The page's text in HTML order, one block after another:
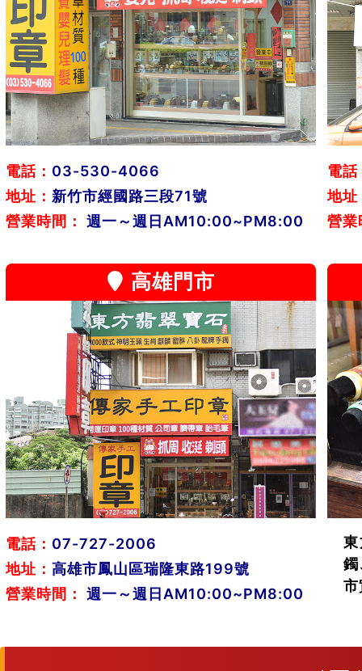
電話： 03-530-4066
地址： 新竹市經國路三段71號
營業時間：
週一～週日AM10:00~PM8:00
電話
地址
營業
高雄門市
電話： 07-727-2006
地址： 高雄市鳳山區瑞隆東路199號
營業時間：
週一～週日AM10:00~PM8:00
鐲
市